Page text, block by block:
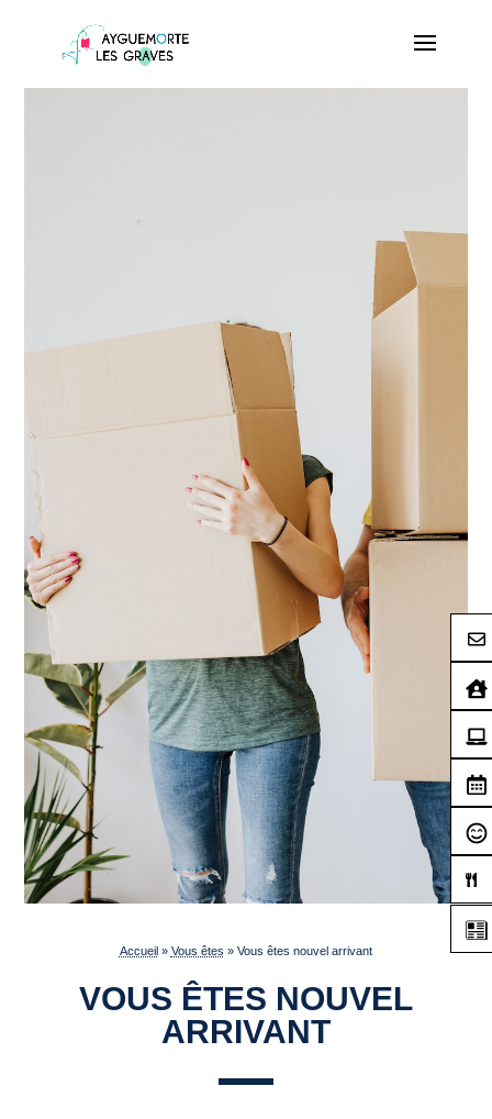
Accueil» Vous êtes » Vous êtes nouvel arrivant
VOUS ÊTES NOUVEL
ARRIVANT